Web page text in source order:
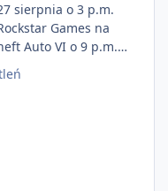
sierpnia o 3 p.m.
Games na
Auto VI o 9 p.m.
na PlayStation 5